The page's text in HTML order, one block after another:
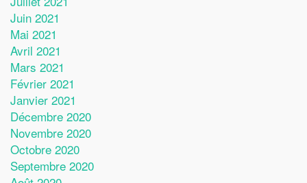
Juin 2021
Mai 2021
Avril 2021
Mars 2021
Février 2021
Janvier 2021
Décembre 2020
Novembre 2020
Octobre 2020
Septembre 2020